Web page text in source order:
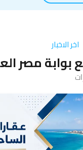
اخر الاخبار
بوابة مصر